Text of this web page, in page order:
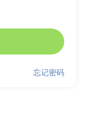
忘记密码